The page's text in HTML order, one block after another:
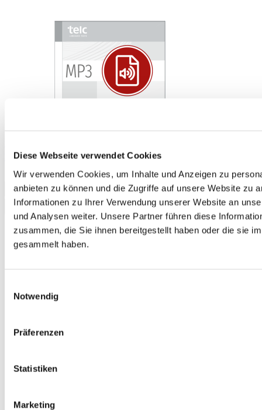
Diese Webseite verwendet Cookies
Wir verwenden Cookies, um Inhalte und Anzeigen zu
anbieten zu können und die Zugriffe auf unsere Website zu
Informationen zu Ihrer Verwendung unserer Website an
und Analysen weiter. Unsere Partner führen diese
zusammen, die Sie ihnen bereitgestellt haben oder die sie
gesammelt haben.
Notwendig
Präferenzen
Statistiken
Marketing
Datei
13,50 €
In den Warenkorb